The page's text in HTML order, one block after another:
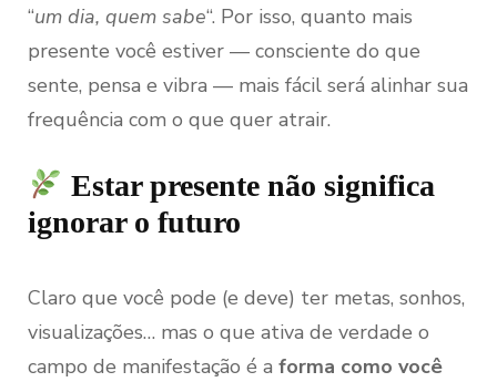
“um dia, quem sabe“. Por isso, quanto mais
presente você estiver — consciente do que
sente, pensa e vibra — mais fácil será alinhar sua
frequência com o que quer atrair.
Estar presente não significa
ignorar o futuro
Claro que você pode (e deve) ter metas, sonhos,
visualizações… mas o que ativa de verdade o
campo de manifestação é a forma como você